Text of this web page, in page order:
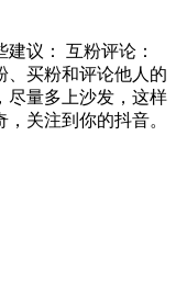
议： 互粉评论：
、买粉和评论他人的
尽量多上沙发，这样
关注到你的抖音。